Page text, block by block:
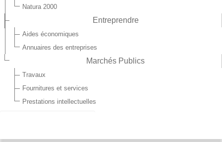
Natura 2000
Entreprendre
Aides économiques
Annuaires des entreprises
Marchés Publics
Travaux
Fournitures et services
Prestations intellectuelles
d'urbanisme